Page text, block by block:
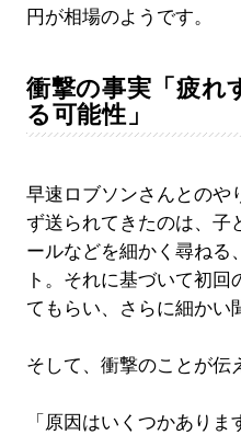
円が相場のようです。
衝撃の事実「疲れ
る可能性」
早速ロブソンさんとのや
ず送られてきたのは、子
ールなどを細かく尋ねる
ト。それに基づいて初
てもらい、さらに細かい
そして、衝撃のことが伝
「原因はいくつかあり